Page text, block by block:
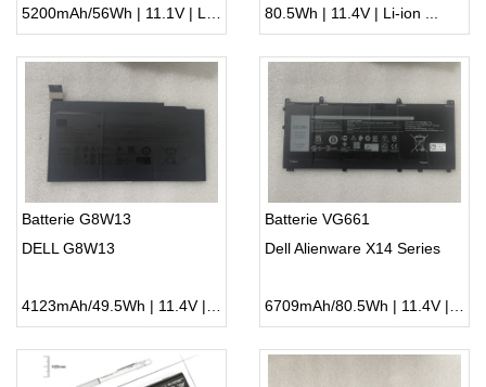
722 SQU-724 T780R
5200mAh/56Wh | 11.1V | Li-ion ... 80.5Wh | 11.4V | Li-ion ...
Batterie G8W13
DELL G8W13
4123mAh/49.5Wh | 11.4V | Li-ion ...
Batterie VG661
Dell Alienware X14 Series
6709mAh/80.5Wh | 11.4V | Li-ion ...